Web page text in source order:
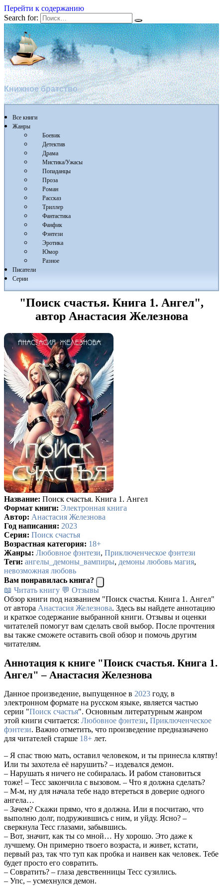
Перейти к содержанию
Search for:
Флибуста
Книжное братство
Все книги
Жанры
Боевик
Детектив
Драма
Мистика/Ужасы
Попаданцы
Проза
Роман
Рассказ
Триллер
Фантастика
Фанфик
Фэнтези
Эротика
Юмор
Разное
Писатели
Серии
"Поиск счастья. Книга 1. Ангел",
автор Анастасия Железнова
Название: Поиск счастья. Книга 1. Ангел
Формат книги: Электронная книга
Автор: Анастасия Железнова
Год написания: 2023
Серия: Поиск счастья
Возрастная категория: 18+
Жанры: Любовное фэнтези, Приключенческое фэнтези
Теги: ангелы_демоны_вампиры, демоны любовь магия,
невозможная любовь
Вам понравилась книга?
📖 Читать книгу 💬 Отзывы
Обзор книги под названием "Поиск счастья. Книга 1. Ангел"
от автора Анастасия Железнова. Здесь вы найдете аннотацию
и краткое содержание выбранной книги. Отзывы и оценки
читателей помогут вам сделать свой выбор. После прочтения
вы также сможете оставить свой обзор и помочь другим
читателям.
Аннотация к книге "Поиск счастья. Книга 1.
Ангел" – Анастасия Железнова
Данное произведение, выпущенное в 2023 году, в
электронном формате на русском языке, является частью
серии "Поиск счастья". Основным литературным жанром
этой книги считается: Любовное фэнтези, Приключенческое
фэнтези. Важно отметить, что произведение предназначено
для читателей старше 18+ лет.
– Я спас твою мать, оставил человеком, и ты принесла клятву!
Или ты захотела её нарушить? – издевался демон.
– Нарушать я ничего не собиралась. И рабом становиться
тоже! – Тесс закончила с вызовом. – Что я должна сделать?
– М-м, ну для начала тебе надо втереться в доверие одного
ангела…
– Зачем? Скажи прямо, что я должна. Или я посчитаю, что
выполню долг, подружившись с ним, и уйду. Ясно? –
сверкнула Тесс глазами, забывшись.
– Вот, значит, как ты со мной… Ну хорошо. Это даже к
лучшему. Он примерно твоего возраста, и живет, кстати,
первый раз, так что туп как пробка и наивен как человек. Тебе
будет просто его совратить.
– Совратить? – глаза девственницы Тесс сузились.
– Упс, – усмехнулся демон.